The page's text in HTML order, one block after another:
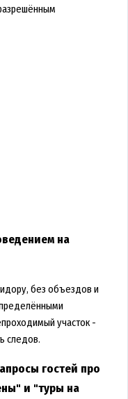
на
без объездов и
участок -
следов.
гостей про
и "туры на